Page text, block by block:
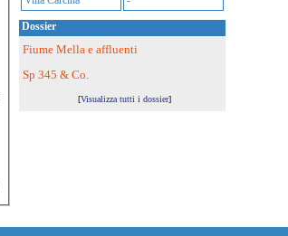
Dossier
Fiume Mella e affluenti
Sp 345 & Co.
[Visualizza tutti i dossier]